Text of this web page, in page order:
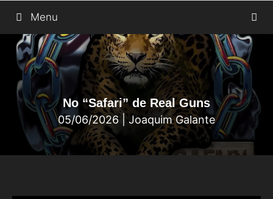
para
conteúdo
Menu
No “Safari” de Real Guns
05/06/2026 Joaquim Galante